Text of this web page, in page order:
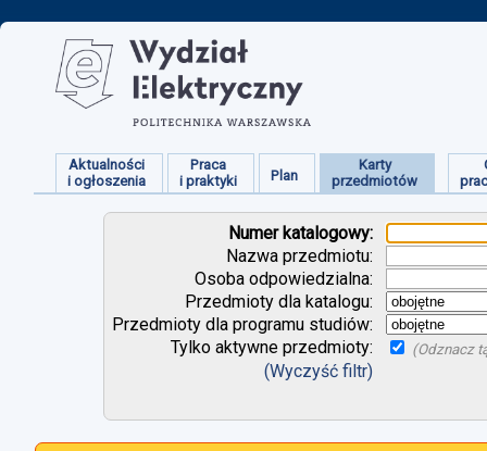
Aktualności
i ogłoszenia
Praca
i praktyki
Plan
Karty
przedmiotów
Numer katalogowy:
Nazwa przedmiotu:
Osoba odpowiedzialna:
Przedmioty dla katalogu:
Przedmioty dla programu studiów:
Tylko aktywne przedmioty:
(Odznacz
(Wyczyść filtr)